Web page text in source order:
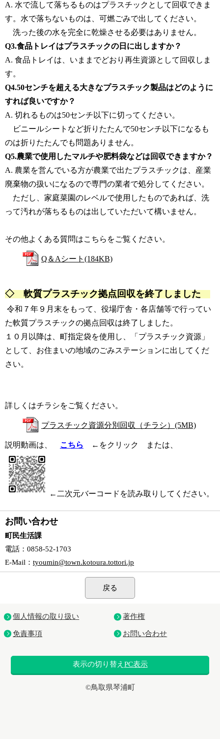
A. 水で流して落ちるものはプラスチックとして回収できま
す。水で落ちないものは、可燃ごみで出してください。
洗った後の水を完全に乾燥させる必要はありません。
Q3.食品トレイはプラスチックの日に出しますか？
A. 食品トレイは、 いままでどおり 再生資源として回収しま
す。
Q4.50センチを超える大きなプラスチック製品はどのように
すれば良いですか？
A. 切れるものは50センチ以下に切ってください。
ビニールシートなど折りたたんで50センチ以下になるも
のは折りたたんでも問題ありません。
Q5.農業で使用したマルチや肥料袋などは回収できますか？
A. 農業を営んでいる方が農業で出たプラスチックは、産業
廃棄物の扱いになるので専門の業者で処分してください。
ただし、家庭菜園のレベルで使用したものであれば、洗
って汚れが落ちるものは出していただいて構いません。
その他よくある質問はこちらをご覧ください。
Q＆Aシート(184KB)
◇軟質プラスチック拠点回収を終了しました
令和７年９月末をもって、役場庁舎・各店舗等で行ってい
た軟質プラスチックの拠点回収は終了しました。
１０月以降は、町指定袋を使用し、「プラスチック資源」
として、お住まいの地域のごみステーションに出してくだ
さい。
詳しくはチラシをご覧ください。
プラスチック資源分別回収（チラシ）(5MB)
説明動画は、 こちら ← をクリック または、
← 二次元バーコードを読み取りしてください。
お問い合わせ
町民生活課
電話 ：0858-52-1703
E-Mail ： tyoumin@town.kotoura.tottori.jp
戻る
個人情報の取り扱い 著作権
免責事項 お問い合わせ
表示の切り替え PC表示
©鳥取県琴浦町